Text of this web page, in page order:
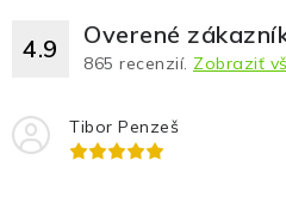
4.9 Overené
865 recenzií. Zobraziť
Tibor Penzeš